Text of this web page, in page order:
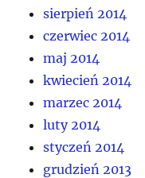
sierpień 2014
czerwiec 2014
maj 2014
kwiecień 2014
marzec 2014
luty 2014
styczeń 2014
grudzień 2013